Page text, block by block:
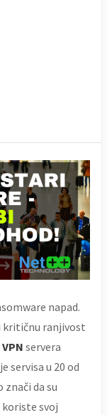
napad.
kritičnu ranjivost
servera
servisa u 20 od
znači da su
svoj